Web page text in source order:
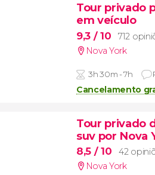
Tour privado
em veículo
9,3 / 10
712
Nova York
3h 30m - 7h
Cancelamento
Tour privado
suv por Nova
8,5 / 10
42
Nova York